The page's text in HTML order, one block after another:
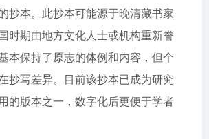
抄本。此抄本可能源于晚清藏书家
时期由地方文化人士或机构重新誊
本保持了原志的体例和内容，但个
抄写差异。目前该抄本已成为研究
的版本之一，数字化后更便于学者